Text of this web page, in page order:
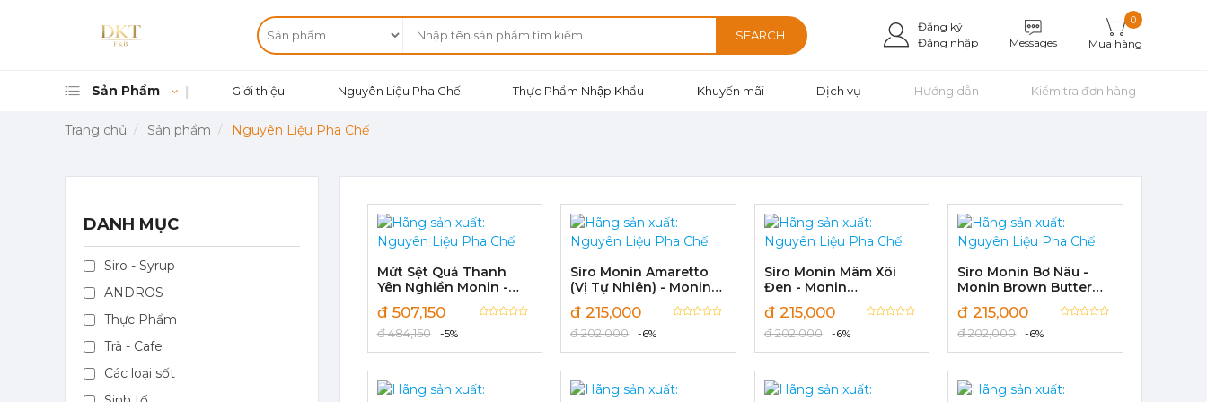
SEARCH
Đăng ký
Đăng nhập
Messages
0
Mua hàng
Sản Phẩm Giới thiệu Nguyên Liệu Pha Chế Thực Phẩm Nhập Khẩu Khuyến mãi Dịch vụ Hướng dẫn Kiểm tra đơn hàng
Trang chủ Sản phẩm Nguyên Liệu Pha Chế
DANH MỤC
Siro - Syrup
ANDROS
Thực Phẩm
Trà - Cafe
Các loại sốt
367,000 đ
Mứt Sệt Quả Thanh
Yên Nghiền Monin -
Monin Yuzu Fruit Mix
(Puree) 1L
đ 507,150
đ 484,150 -5%
Siro Monin Amaretto
(Vị Tự Nhiên) - Monin
Amaretto Syrup 700ml
đ 215,000
đ 202,000 -6%
Siro Monin Mâm Xôi
Đen - Monin
Blackberry Syrup
700ml
đ 215,000
đ 202,000 -6%
Siro Monin Bơ Nâu -
Monin Brown Butter
Flavoured Syrup 700ml
đ 215,000
đ 202,000 -6%